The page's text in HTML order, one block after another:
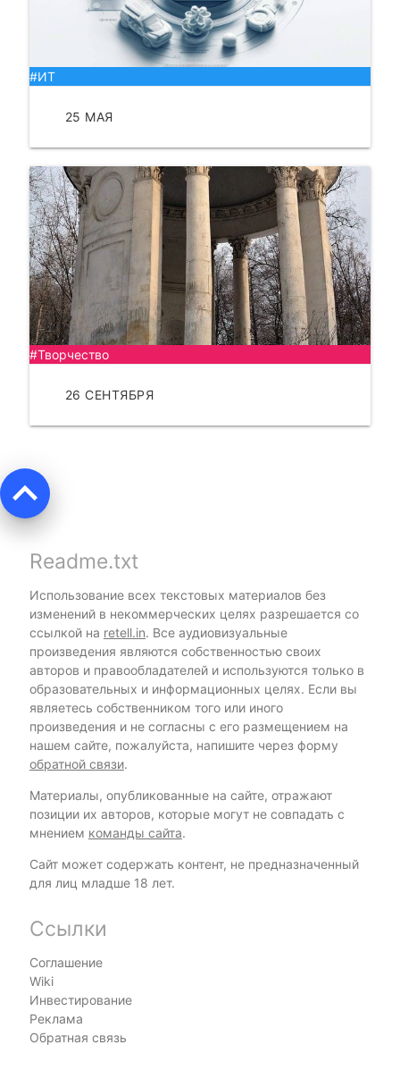
#ИТ
25 МАЯ
#Творчество
26 СЕНТЯБРЯ
keyboard_arrow_up
Readme.txt
Использование всех текстовых материалов без
изменений в некоммерческих целях разрешается со
ссылкой на retell.in. Все аудиовизуальные
произведения являются собственностью своих
авторов и правообладателей и используются только в
образовательных и информационных целях. Если вы
являетесь собственником того или иного
произведения и не согласны с его размещением на
нашем сайте, пожалуйста, напишите через форму
обратной связи.
Материалы, опубликованные на сайте, отражают
позиции их авторов, которые могут не совпадать с
мнением команды сайта.
Сайт может содержать контент, не предназначенный
для лиц младше 18 лет.
Ссылки
Соглашение
Wiki
Инвестирование
Реклама
Обратная связь